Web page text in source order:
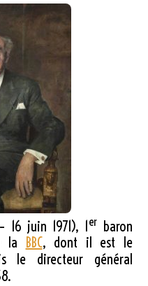
juin 1971), 1er baron
la BBC, dont il est le
le directeur général